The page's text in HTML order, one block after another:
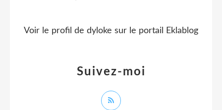
Suivez-moi
Voir le profil de dyloke sur le portail Eklablog